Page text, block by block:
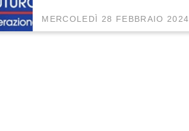
MERCOLEDÌ 28 FEBBRAIO 2024